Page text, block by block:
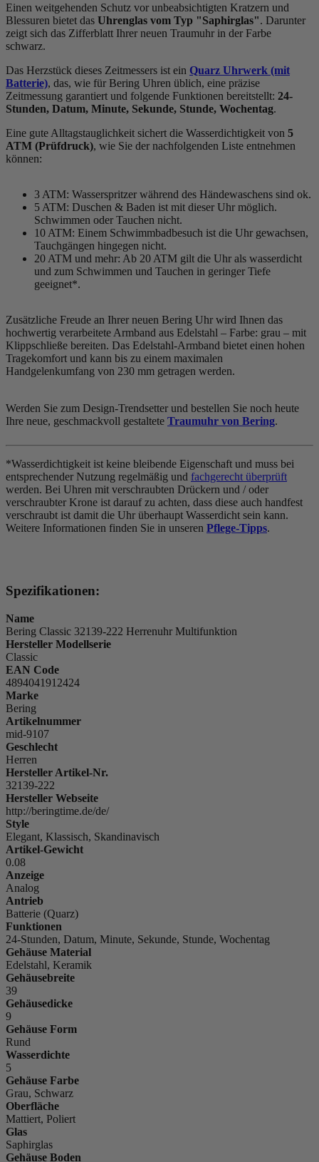
Einen weitgehenden Schutz vor unbeabsichtigten Kratzern und
Blessuren bietet das Uhrenglas vom Typ "Saphirglas". Darunter
zeigt sich das Zifferblatt Ihrer neuen Traumuhr in der Farbe
schwarz.
Das Herzstück dieses Zeitmessers ist ein Quarz Uhrwerk (mit
Batterie), das, wie für Bering Uhren üblich, eine präzise
Zeitmessung garantiert und folgende Funktionen bereitstellt: 24-
Stunden, Datum, Minute, Sekunde, Stunde, Wochentag.
Eine gute Alltagstauglichkeit sichert die Wasserdichtigkeit von 5
ATM (Prüfdruck), wie Sie der nachfolgenden Liste entnehmen
können:
3 ATM: Wasserspritzer während des Händewaschens sind ok.
5 ATM: Duschen & Baden ist mit dieser Uhr möglich.
Schwimmen oder Tauchen nicht.
10 ATM: Einem Schwimmbadbesuch ist die Uhr gewachsen,
Tauchgängen hingegen nicht.
20 ATM und mehr: Ab 20 ATM gilt die Uhr als wasserdicht
und zum Schwimmen und Tauchen in geringer Tiefe
geeignet*.
Zusätzliche Freude an Ihrer neuen Bering Uhr wird Ihnen das
hochwertig verarbeitete Armband aus Edelstahl – Farbe: grau – mit
Klippschließe bereiten. Das Edelstahl-Armband bietet einen hohen
Tragekomfort und kann bis zu einem maximalen
Handgelenkumfang von 230 mm getragen werden.
Werden Sie zum Design-Trendsetter und bestellen Sie noch heute
Ihre neue, geschmackvoll gestaltete Traumuhr von Bering.
*Wasserdichtigkeit ist keine bleibende Eigenschaft und muss bei
entsprechender Nutzung regelmäßig und fachgerecht überprüft
werden. Bei Uhren mit verschraubten Drückern und / oder
verschraubter Krone ist darauf zu achten, dass diese auch handfest
verschraubt ist damit die Uhr überhaupt Wasserdicht sein kann.
Weitere Informationen finden Sie in unseren Pflege-Tipps.
Spezifikationen:
Name
Bering Classic 32139-222 Herrenuhr Multifunktion
Hersteller Modellserie
Classic
EAN Code
4894041912424
Marke
Bering
Artikelnummer
mid-9107
Geschlecht
Herren
Hersteller Artikel-Nr.
32139-222
Hersteller Webseite
http://beringtime.de/de/
Style
Elegant, Klassisch, Skandinavisch
Artikel-Gewicht
0.08
Anzeige
Analog
Antrieb
Batterie (Quarz)
Funktionen
24-Stunden, Datum, Minute, Sekunde, Stunde, Wochentag
Gehäuse Material
Edelstahl, Keramik
Gehäusebreite
39
Gehäusedicke
9
Gehäuse Form
Rund
Wasserdichte
5
Gehäuse Farbe
Grau, Schwarz
Oberfläche
Mattiert, Poliert
Glas
Saphirglas
Gehäuse Boden